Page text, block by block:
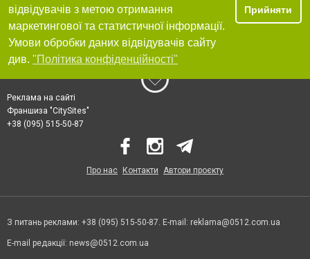
відвідувачів з метою отримання
маркетингової та статистичної інформації.
Умови обробки даних відвідувачів сайту
див. "Політика конфіденційності"
Прийняти
Реклама на сайті
Франшиза "CitySites"
+38 (095) 515-50-87
Про нас Контакти Автори проєкту
З питань реклами: +38 (095) 515-50-87. E-mail: reklama@0512.com.ua
E-mail редакції: news@0512.com.ua